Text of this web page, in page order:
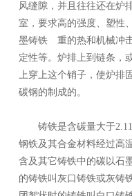
风缝隙，并且往往还在炉
室，要求高的强度、塑
墨铸铁 重的热和机械冲
定性等。炉排上到链条，
上穿上这个销子，使炉排
碳钢的制成的。
铸铁是含碳量大于
钢铁及其合金材料经过高
含及其它铸铁中的碳以石
的铸铁叫灰口铸铁或灰铸